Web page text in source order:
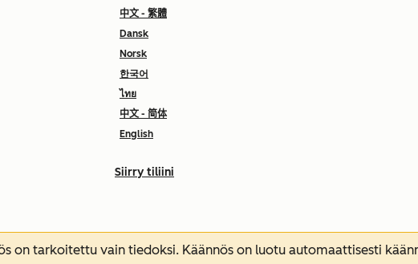
中文 - 繁體
Dansk
Norsk
한국어
ไทย
中文 - 简体
English
Siirry tiliini
on tarkoitettu vain tiedoksi. Käännös on luotu automaattisesti